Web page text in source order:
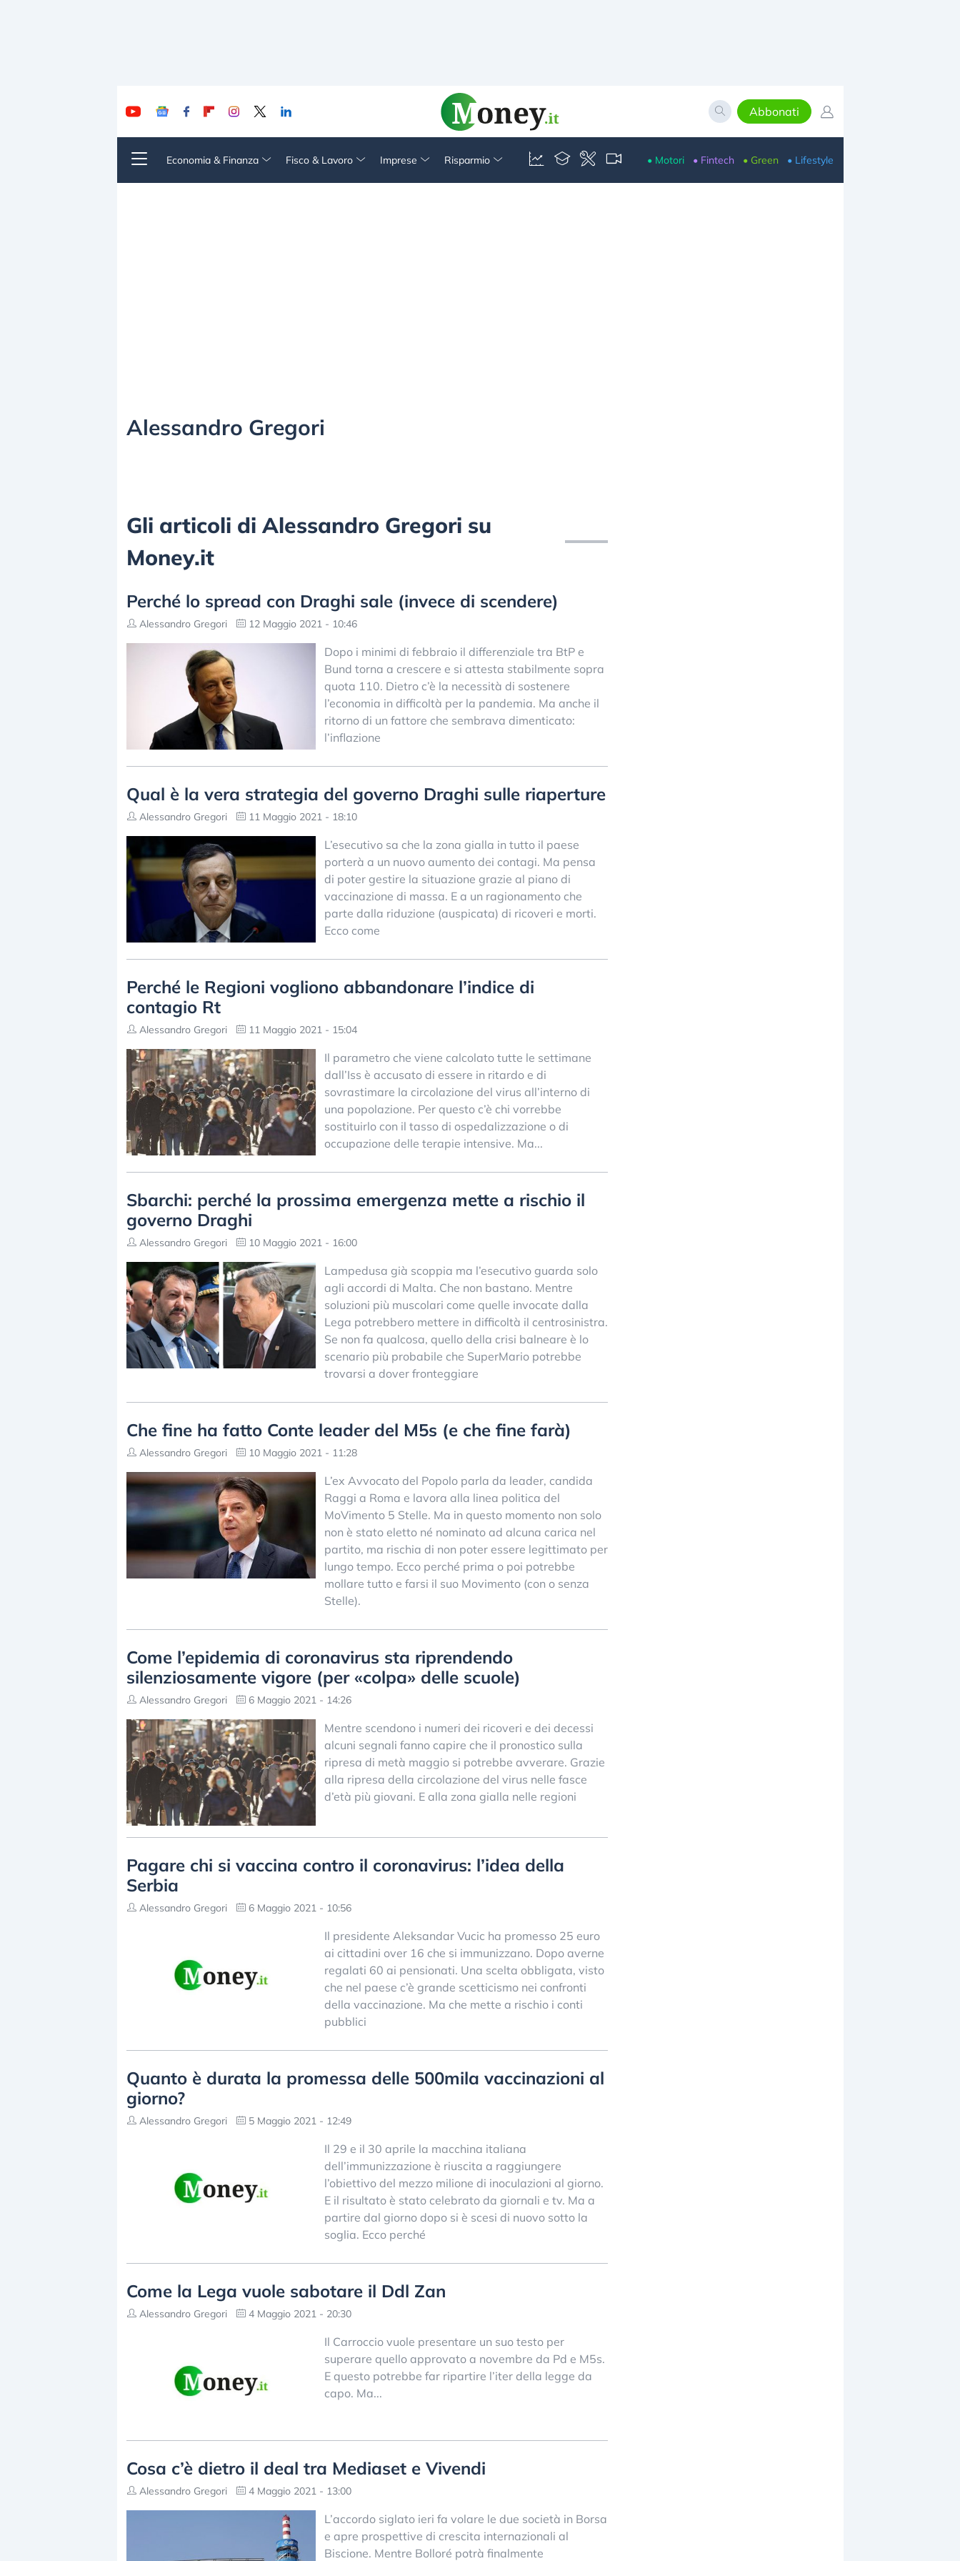
Abbonati
Economia & Finanza Fisco & Lavoro Imprese Risparmio • Motori • Fintech • Green • Lifestyle
Alessandro Gregori
Gli articoli di Alessandro Gregori su
Money.it
Perché lo spread con Draghi sale (invece di scendere)
Alessandro Gregori 12 Maggio 2021 - 10:46
Dopo i minimi di febbraio il differenziale tra BtP e
Bund torna a crescere e si attesta stabilmente sopra
quota 110. Dietro c’è la necessità di sostenere
l’economia in difficoltà per la pandemia. Ma anche il
ritorno di un fattore che sembrava dimenticato:
l’inflazione
Qual è la vera strategia del governo Draghi sulle riaperture
Alessandro Gregori 11 Maggio 2021 - 18:10
L’esecutivo sa che la zona gialla in tutto il paese
porterà a un nuovo aumento dei contagi. Ma pensa
di poter gestire la situazione grazie al piano di
vaccinazione di massa. E a un ragionamento che
parte dalla riduzione (auspicata) di ricoveri e morti.
Ecco come
Perché le Regioni vogliono abbandonare l’indice di
contagio Rt
Alessandro Gregori 11 Maggio 2021 - 15:04
Il parametro che viene calcolato tutte le settimane
dall’Iss è accusato di essere in ritardo e di
sovrastimare la circolazione del virus all’interno di
una popolazione. Per questo c’è chi vorrebbe
sostituirlo con il tasso di ospedalizzazione o di
occupazione delle terapie intensive. Ma...
Sbarchi: perché la prossima emergenza mette a rischio il
governo Draghi
Alessandro Gregori 10 Maggio 2021 - 16:00
Lampedusa già scoppia ma l’esecutivo guarda solo
agli accordi di Malta. Che non bastano. Mentre
soluzioni più muscolari come quelle invocate dalla
Lega potrebbero mettere in difficoltà il centrosinistra.
Se non fa qualcosa, quello della crisi balneare è lo
scenario più probabile che SuperMario potrebbe
trovarsi a dover fronteggiare
Che fine ha fatto Conte leader del M5s (e che fine farà)
Alessandro Gregori 10 Maggio 2021 - 11:28
L’ex Avvocato del Popolo parla da leader, candida
Raggi a Roma e lavora alla linea politica del
MoVimento 5 Stelle. Ma in questo momento non solo
non è stato eletto né nominato ad alcuna carica nel
partito, ma rischia di non poter essere legittimato per
lungo tempo. Ecco perché prima o poi potrebbe
mollare tutto e farsi il suo Movimento (con o senza
Stelle).
Come l’epidemia di coronavirus sta riprendendo
silenziosamente vigore (per «colpa» delle scuole)
Alessandro Gregori 6 Maggio 2021 - 14:26
Mentre scendono i numeri dei ricoveri e dei decessi
alcuni segnali fanno capire che il pronostico sulla
ripresa di metà maggio si potrebbe avverare. Grazie
alla ripresa della circolazione del virus nelle fasce
d’età più giovani. E alla zona gialla nelle regioni
Pagare chi si vaccina contro il coronavirus: l’idea della
Serbia
Alessandro Gregori 6 Maggio 2021 - 10:56
Il presidente Aleksandar Vucic ha promesso 25 euro
ai cittadini over 16 che si immunizzano. Dopo averne
regalati 60 ai pensionati. Una scelta obbligata, visto
che nel paese c’è grande scetticismo nei confronti
della vaccinazione. Ma che mette a rischio i conti
pubblici
Quanto è durata la promessa delle 500mila vaccinazioni al
giorno?
Alessandro Gregori 5 Maggio 2021 - 12:49
Il 29 e il 30 aprile la macchina italiana
dell’immunizzazione è riuscita a raggiungere
l’obiettivo del mezzo milione di inoculazioni al giorno.
E il risultato è stato celebrato da giornali e tv. Ma a
partire dal giorno dopo si è scesi di nuovo sotto la
soglia. Ecco perché
Come la Lega vuole sabotare il Ddl Zan
Alessandro Gregori 4 Maggio 2021 - 20:30
Il Carroccio vuole presentare un suo testo per
superare quello approvato a novembre da Pd e M5s.
E questo potrebbe far ripartire l’iter della legge da
capo. Ma...
Cosa c’è dietro il deal tra Mediaset e Vivendi
Alessandro Gregori 4 Maggio 2021 - 13:00
L’accordo siglato ieri fa volare le due società in Borsa
e apre prospettive di crescita internazionali al
Biscione. Mentre Bolloré potrà finalmente